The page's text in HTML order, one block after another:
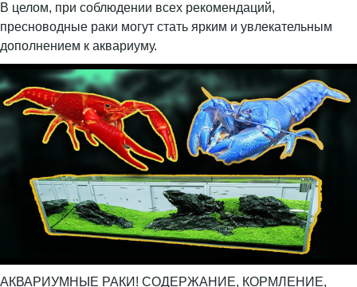
В целом, при соблюдении всех рекомендаций,
пресноводные раки могут стать ярким и увлекательным
дополнением к аквариуму.
АКВАРИУМНЫЕ РАКИ! СОДЕРЖАНИЕ, КОРМЛЕНИЕ,